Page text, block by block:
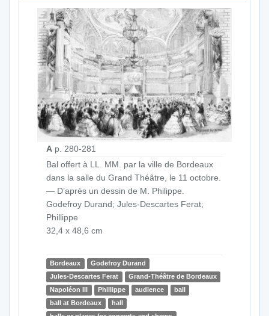
A p. 280-281
Bal offert à LL. MM. par la ville de Bordeaux
dans la salle du Grand Théâtre, le 11 octobre.
— D’après un dessin de M. Philippe.
Godefroy Durand; Jules-Descartes Ferat;
Phillippe
32,4 x 48,6 cm
Bordeaux
Godefroy Durand
Jules-Descartes Ferat
Grand-Théâtre de Bordeaux
Napoléon III
Phillippe audience
ball
ball at Bordeaux
hall